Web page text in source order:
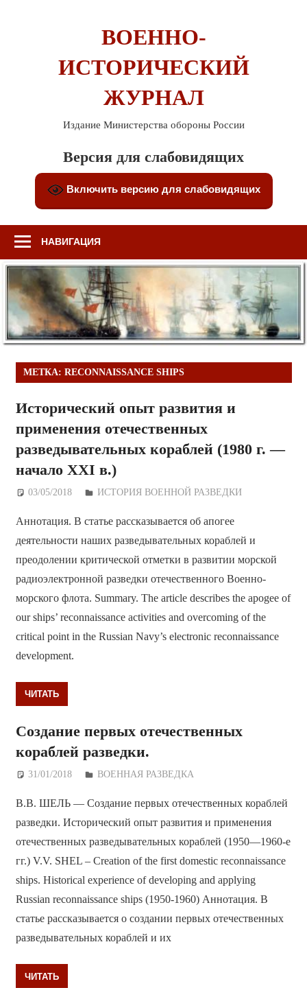
ВОЕННО-
ИСТОРИЧЕСКИЙ
ЖУРНАЛ
Издание Министерства обороны России
Версия для слабовидящих
Включить версию для слабовидящих
НАВИГАЦИЯ
МЕТКА: RECONNAISSANCE SHIPS
Исторический опыт развития и
применения отечественных
разведывательных кораблей (1980 г. —
начало XXI в.)
03/05/2018 Дежурный по Редакции
ИСТОРИЯ ВОЕННОЙ РАЗВЕДКИ
Аннотация. В статье рассказывается об апогее
деятельности наших разведывательных кораблей и
преодолении критической отметки в развитии морской
радиоэлектронной разведки отечественного Военно-
морского флота. Summary. The article describes the apogee of
our ships’ reconnaissance activities and overcoming of the
critical point in the Russian Navy’s electronic reconnaissance
development.
ЧИТАТЬ
Создание первых отечественных
кораблей разведки.
31/01/2018 Дежурный по Редакции
ВОЕННАЯ РАЗВЕДКА
В.В. ШЕЛЬ — Создание первых отечественных кораблей
разведки. Исторический опыт развития и применения
отечественных разведывательных кораблей (1950—1960-е
гг.) V.V. SHEL – Creation of the first domestic reconnaissance
ships. Historical experience of developing and applying
Russian reconnaissance ships (1950-1960) Аннотация. В
статье рассказывается о создании первых отечественных
разведывательных кораблей и их
ЧИТАТЬ